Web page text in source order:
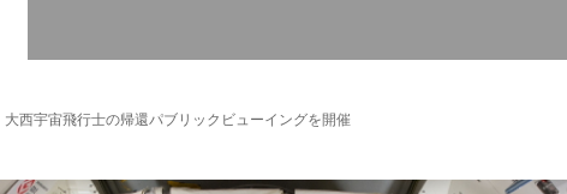
大西宇宙飛行士の帰還パブリックビューイングを開催